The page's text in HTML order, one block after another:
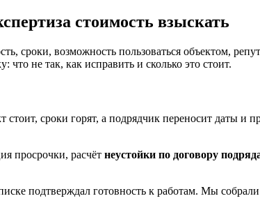
стоимость взыскать
сроки, возможность пользоваться объектом,
что не так, как исправить и сколько это стоит.
сроки горят, а подрядчик переносит даты и
просрочки, расчёт неустойки по договору
подтверждал готовность к работам. Мы